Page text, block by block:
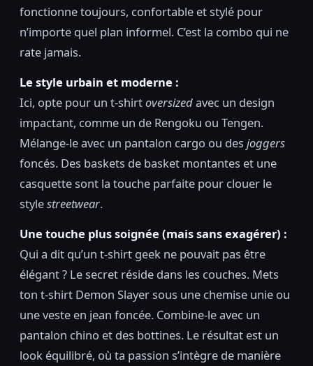
fonctionne toujours, confortable et stylé pour
n’importe quel plan informel. C’est la combo qui ne
rate jamais.
Le style urbain et moderne :
Ici, opte pour un t-shirtoversizedavec un design
impactant, comme un de Rengoku ou Tengen.
Mélange-le avec un pantalon cargo ou des joggers
foncés. Des baskets de basket montantes et une
casquette sont la touche parfaite pour clouer le
stylestreetwear.
Une touche plus soignée (mais sans exagérer) :
Qui a dit qu’un t-shirt geek ne pouvait pas être
élégant ? Le secret réside dans les couches. Mets
ton t-shirt Demon Slayer sous une chemise unie ou
une veste en jean foncée. Combine-le avec un
pantalon chino et des bottines. Le résultat est un
look équilibré, où ta passion s’intègre de manière